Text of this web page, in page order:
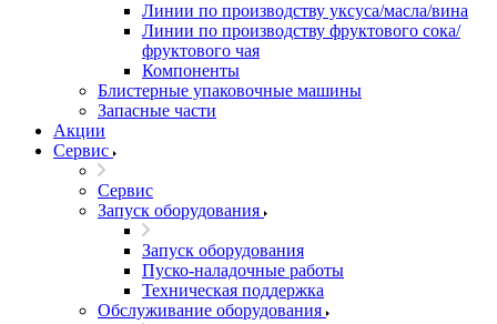
Линии по производству уксуса/масла/вина
Линии по производству фруктового сока/
фруктового чая
Компоненты
Блистерные упаковочные машины
Запасные части
Акции
Сервис
Сервис
Запуск оборудования
Запуск оборудования
Пуско-наладочные работы
Техническая поддержка
Обслуживание оборудования